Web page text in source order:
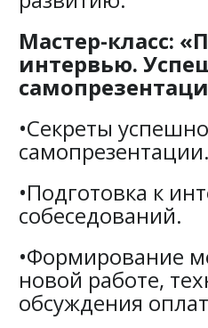
Мастер-класс:
интервью.
•Секреты
самопрезентации.
•Подготовка к
собеседований.
•Формирование
новой работе,
обсуждения